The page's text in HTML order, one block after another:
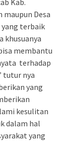
Desa
terbaik
khusuanya
membantu
terhadap
tutur nya
yang
kesulitan
dalam hal
yang